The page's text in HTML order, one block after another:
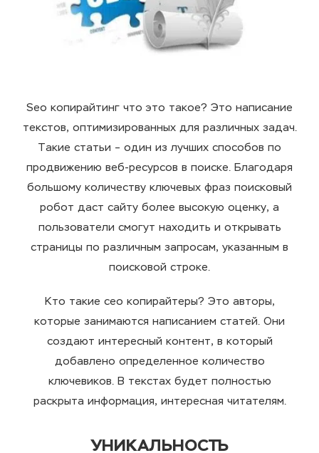
Seo копирайтинг что это такое? Это написание
текстов, оптимизированных для различных задач.
Такие статьи – один из лучших способов по
продвижению веб-ресурсов в поиске. Благодаря
большому количеству ключевых фраз поисковый
робот даст сайту более высокую оценку, а
пользователи смогут находить и открывать
страницы по различным запросам, указанным в
поисковой строке.
Кто такие сео копирайтеры? Это авторы,
которые занимаются написанием статей. Они
создают интересный контент, в который
добавлено определенное количество
ключевиков. В текстах будет полностью
раскрыта информация, интересная читателям.
УНИКАЛЬНОСТЬ